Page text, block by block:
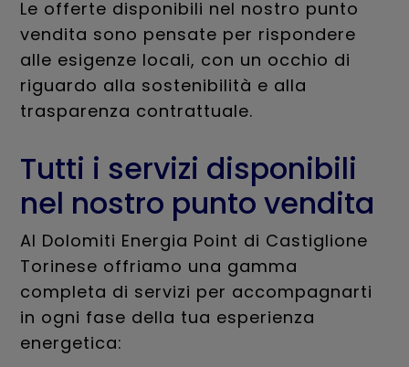
Le offerte disponibili nel nostro punto
vendita sono pensate per rispondere
alle esigenze locali, con un occhio di
riguardo alla sostenibilità e alla
trasparenza contrattuale.
Tutti i servizi disponibili
nel nostro punto vendita
Al Dolomiti Energia Point di Castiglione
Torinese offriamo una gamma
completa di servizi per accompagnarti
in ogni fase della tua esperienza
energetica: